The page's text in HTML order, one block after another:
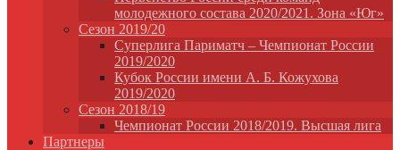
молодежного состава 2020/2021. Зона «Юг»
Сезон 2019/20
Суперлига Париматч – Чемпионат России
2019/2020
Кубок России имени А. Б. Кожухова
2019/2020
Сезон 2018/19
Чемпионат России 2018/2019. Высшая лига
Партнеры